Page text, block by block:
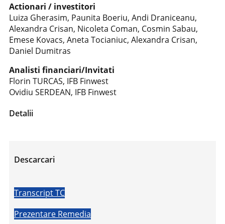
Actionari / investitori
Luiza Gherasim, Paunita Boeriu, Andi Draniceanu,
Alexandra Crisan, Nicoleta Coman, Cosmin Sabau,
Emese Kovacs, Aneta Tocianiuc, Alexandra Crisan,
Daniel Dumitras
Analisti financiari/Invitati
Florin TURCAS, IFB Finwest
Ovidiu SERDEAN, IFB Finwest
Detalii
Descarcari
Transcript TC
Prezentare Remedia